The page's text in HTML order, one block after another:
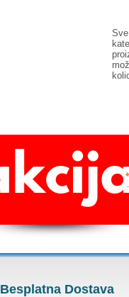
Besplatna Dostava